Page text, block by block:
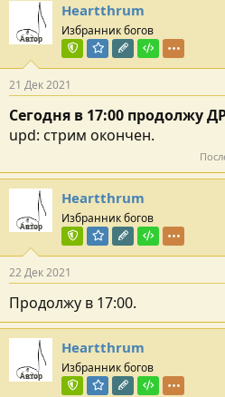
Автор
Heartthrum
Избранник богов
Команда форума
Модератор раздела
Редактор раздела
Тестировщик
21 Дек 2021
Сегодня в 17:00 продолжу
upd: стрим окончен.
Автор
Heartthrum
Избранник богов
Команда форума
Модератор раздела
Редактор раздела
Тестировщик
22 Дек 2021
Продолжу в 17:00.
Автор
Heartthrum
Избранник богов
Команда форума
Модератор раздела
Редактор раздела
Тестировщик